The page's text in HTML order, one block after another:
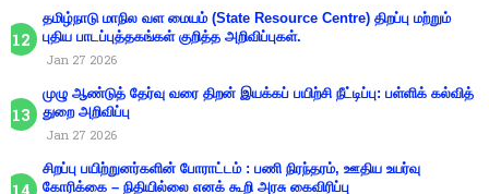
தமிழ்நாடு மாநில வள மையம் (State Resource Centre) திறப்பு மற்றும்
புதிய பாடப்புத்தகங்கள் குறித்த அறிவிப்புகள்.
Jan 27 2026
முழு ஆண்டுத் தேர்வு வரை திறன் இயக்கப் பயிற்சி நீட்டிப்பு: பள்ளிக் கல்வித்
துறை அறிவிப்பு
Jan 27 2026
சிறப்பு பயிற்றுனர்களின் போராட்டம் : பணி நிரந்தரம், ஊதிய உயர்வு
கோரிக்கை – நிதியில்லை எனக் கூறி அரசு கைவிரிப்பு